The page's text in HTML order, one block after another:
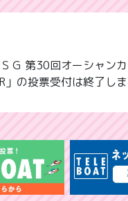
ＳＧ 第30回オーシャン
」の投票受付は終了し